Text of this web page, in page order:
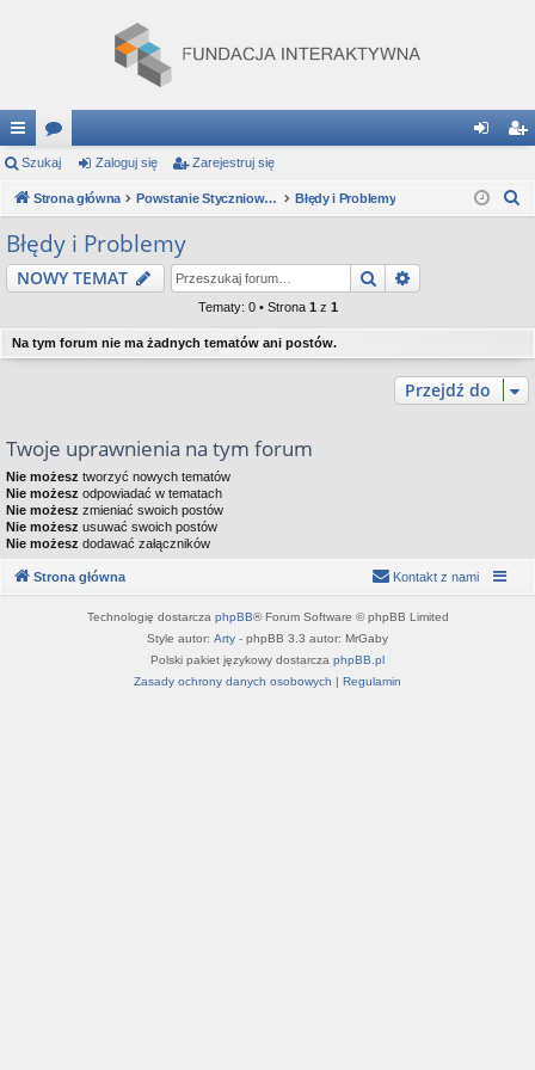
ię
ce
j
…
or
a og ej
ę
Szukaj Zaloguj się Zarejestruj się
Strona główna Powstanie Styczniowe: Gra Strategiczna Błędy i Problemy
j
Błędy i Problemy
NOWY TEMAT Szukaj
Tematy: 0 • Strona 1 z 1
Na tym forum nie ma żadnych tematów ani postów.
Przejdź do
Twoje uprawnienia na tym forum
Nie możesz tworzyć nowych tematów
Nie możesz odpowiadać w tematach
Nie możesz zmieniać swoich postów
Nie możesz usuwać swoich postów
Nie możesz dodawać załączników
Strona główna Kontakt z nami
Technologię dostarcza phpBB® Forum Software © phpBB Limited
Style autor: Arty - phpBB 3.3 autor: MrGaby
Polski pakiet językowy dostarcza phpBB.pl
Zasady ochrony danych osobowych | Regulamin